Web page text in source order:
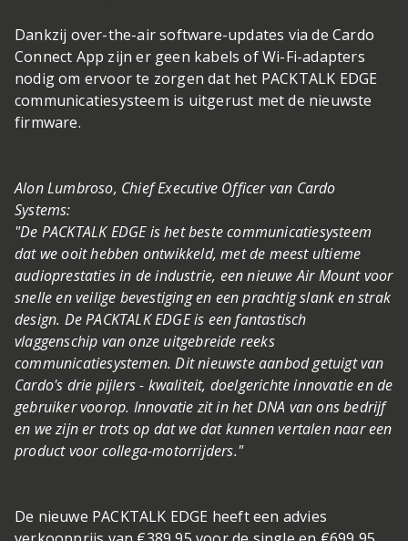
Dankzij over-the-air software-updates via de Cardo
Connect App zijn er geen kabels of Wi-Fi-adapters
nodig om ervoor te zorgen dat het PACKTALK EDGE
communicatiesysteem is uitgerust met de nieuwste
firmware.
Alon Lumbroso, Chief Executive Officer van Cardo
Systems:
"De PACKTALK EDGE is het beste communicatiesysteem
dat we ooit hebben ontwikkeld, met de meest ultieme
audioprestaties in de industrie, een nieuwe Air Mount voor
snelle en veilige bevestiging en een prachtig slank en strak
design. De PACKTALK EDGE is een fantastisch
vlaggenschip van onze uitgebreide reeks
communicatiesystemen. Dit nieuwste aanbod getuigt van
Cardo's drie pijlers - kwaliteit, doelgerichte innovatie en de
gebruiker voorop. Innovatie zit in het DNA van ons bedrijf
en we zijn er trots op dat we dat kunnen vertalen naar een
product voor collega-motorrijders."
De nieuwe PACKTALK EDGE heeft een advies